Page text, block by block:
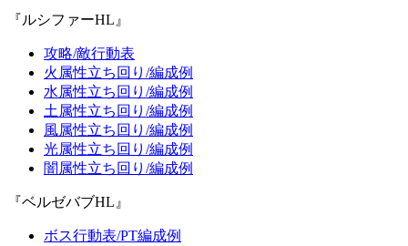
『ルシファーHL』
攻略/敵行動表
火属性立ち回り/編成例
水属性立ち回り/編成例
土属性立ち回り/編成例
風属性立ち回り/編成例
光属性立ち回り/編成例
闇属性立ち回り/編成例
『ベルゼバブHL』
ボス行動表/PT編成例